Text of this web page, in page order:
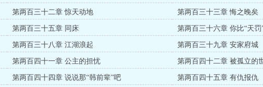
第两百三十二章 惊天动地 第两百三十三章 悔之晚矣
第两百三十五章 同床 第两百三十六章 你比“天罚
第两百三十八章 江湖浪起 第两百三十九章 安家府城
第两百四十一章 公主的担忧 第两百四十二章 被孤立的
第两百四十四章 说说那“韩前辈”吧 第两百四十五章 有仇报仇